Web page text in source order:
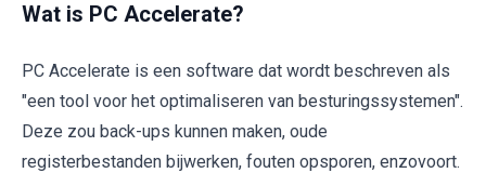
Wat is PC Accelerate?
PC Accelerate is een software dat wordt beschreven als
"een tool voor het optimaliseren van besturingssystemen".
Deze zou back-ups kunnen maken, oude
registerbestanden bijwerken, fouten opsporen, enzovoort.